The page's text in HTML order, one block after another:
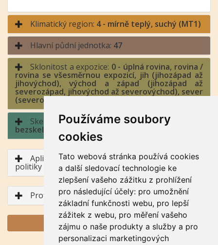
Používáme soubory
cookies
Tato webová stránka používá cookies
a další sledovací technologie ke
zlepšení vašeho zážitku z prohlížení
pro následující účely: pro umožnění
základní funkčnosti webu, pro lepší
zážitek z webu, pro měření vašeho
zájmu o naše produkty a služby a pro
personalizaci marketingových
Klimatický region: 4 - mírně teplý, suchý (MT1)
Hlavní půdní jednotka: 47
Sklonitost a expozice: 0 - úplná rovina, rovina /
rovina se všesměrnou expozicí, jih (jihozápad až
jihovýchod), východ a západ (jihozápad až
severozápad, jihovýchod až severovýchod), sever
(severozápad až severovýchod)
Skeletovitost a hloubka půdy:
bezskeletovitá, s příměsí / půda hluboká
Aplikace BPEJ v rámci Společné zemědělské
politiky
Profil půdního typu
GENERUJ PDF